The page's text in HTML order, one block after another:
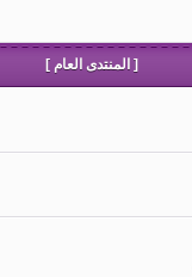
[ المنتدى العام ]